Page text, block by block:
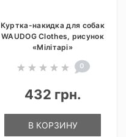
Куртка-накидка для собак
WAUDOG Clothes, рисунок
«Мілітарі»
0
432 грн.
В КОРЗИНУ